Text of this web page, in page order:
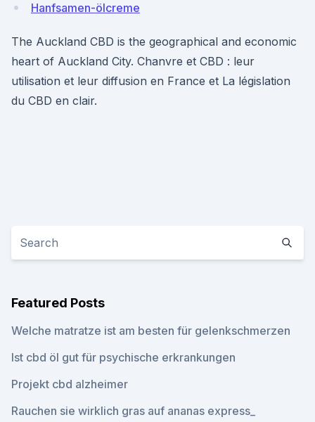
Hanfsamen-ölcreme
The Auckland CBD is the geographical and economic
heart of Auckland City. Chanvre et CBD : leur
utilisation et leur diffusion en France et La législation
du CBD en clair.
Featured Posts
Welche matratze ist am besten für gelenkschmerzen
Ist cbd öl gut für psychische erkrankungen
Projekt cbd alzheimer
Rauchen sie wirklich gras auf ananas express_